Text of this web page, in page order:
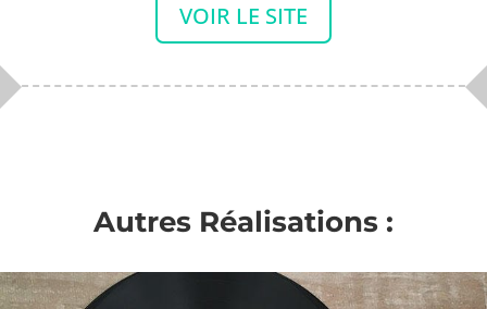
VOIR LE SITE
Autres Réalisations :